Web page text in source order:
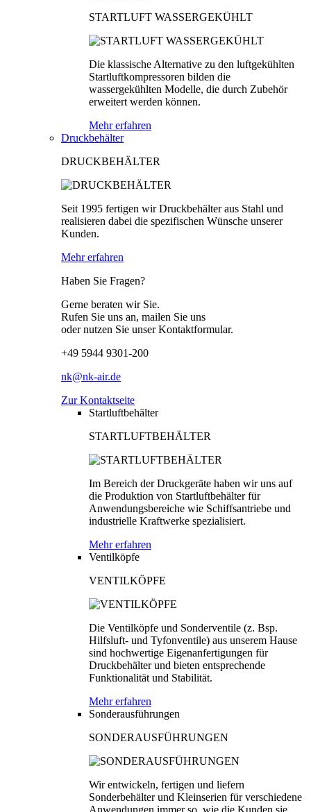
STARTLUFT WASSERGEKÜHLT
Die klassische Alternative zu den luftgekühlten
Startluftkompressoren bilden die
wassergekühlten Modelle, die durch Zubehör
erweitert werden können.
Mehr erfahren
Druckbehälter
DRUCKBEHÄLTER
Seit 1995 fertigen wir Druckbehälter aus Stahl und
realisieren dabei die spezifischen Wünsche unserer
Kunden.
Mehr erfahren
Haben Sie Fragen?
Gerne beraten wir Sie.
Rufen Sie uns an, mailen Sie uns
oder nutzen Sie unser Kontaktformular.
+49 5944 9301-200
nk@nk-air.de
Zur Kontaktseite
Startluftbehälter
STARTLUFTBEHÄLTER
Im Bereich der Druckgeräte haben wir uns auf
die Produktion von Startluftbehälter für
Anwendungsbereiche wie Schiffsantriebe und
industrielle Kraftwerke spezialisiert.
Mehr erfahren
Ventilköpfe
VENTILKÖPFE
Die Ventilköpfe und Sonderventile (z. Bsp.
Hilfsluft- und Tyfonventile) aus unserem Hause
sind hochwertige Eigenanfertigungen für
Druckbehälter und bieten entsprechende
Funktionalität und Stabilität.
Mehr erfahren
Sonderausführungen
SONDERAUSFÜHRUNGEN
Wir entwickeln, fertigen und liefern
Sonderbehälter und Kleinserien für verschiedene
Anwendungen immer so, wie die Kunden sie